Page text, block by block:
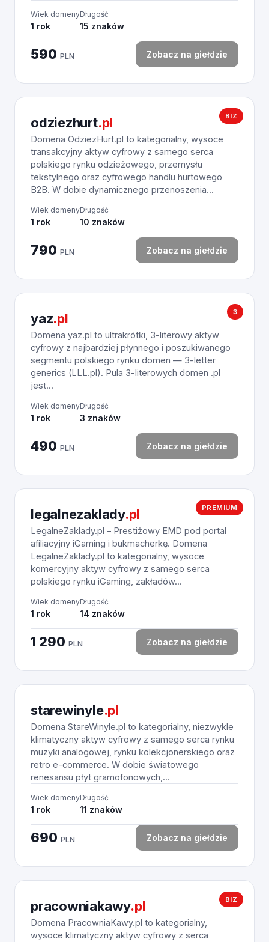
Wiek domeny
1 rok
Długość
15 znaków
590 PLN Zobacz na giełdzie
BIZ
odziezhurt.pl
Domena OdziezHurt.pl to kategorialny, wysoce
transakcyjny aktyw cyfrowy z samego serca
polskiego rynku odzieżowego, przemysłu
tekstylnego oraz cyfrowego handlu hurtowego
B2B. W dobie dynamicznego przenoszenia...
Wiek domeny
1 rok
Długość
10 znaków
790 PLN Zobacz na giełdzie
3
yaz.pl
Domena yaz.pl to ultrakrótki, 3-literowy aktyw
cyfrowy z najbardziej płynnego i poszukiwanego
segmentu polskiego rynku domen — 3-letter
generics (LLL.pl). Pula 3-literowych domen .pl
jest...
Wiek domeny
1 rok
Długość
3 znaków
490 PLN Zobacz na giełdzie
PREMIUM
legalnezaklady.pl
LegalneZaklady.pl – Prestiżowy EMD pod portal
afiliacyjny iGaming i bukmacherkę. Domena
LegalneZaklady.pl to kategorialny, wysoce
komercyjny aktyw cyfrowy z samego serca
polskiego rynku iGaming, zakładów...
Wiek domeny
1 rok
Długość
14 znaków
1 290 PLN Zobacz na giełdzie
starewinyle.pl
Domena StareWinyle.pl to kategorialny, niezwykle
klimatyczny aktyw cyfrowy z samego serca rynku
muzyki analogowej, rynku kolekcjonerskiego oraz
retro e-commerce. W dobie światowego
renesansu płyt gramofonowych,...
Wiek domeny
1 rok
Długość
11 znaków
690 PLN Zobacz na giełdzie
BIZ
pracowniakawy.pl
Domena PracowniaKawy.pl to kategorialny,
wysoce klimatyczny aktyw cyfrowy z serca